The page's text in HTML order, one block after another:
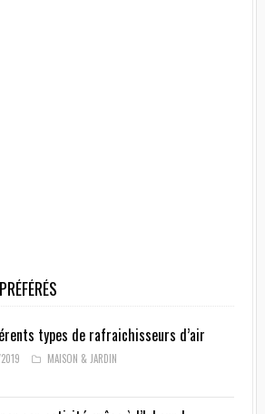
types de rafraichisseurs d’air
MAISON & JARDIN